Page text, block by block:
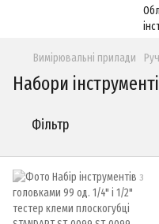
Вимірювальні прилади
Набори
Фільтр